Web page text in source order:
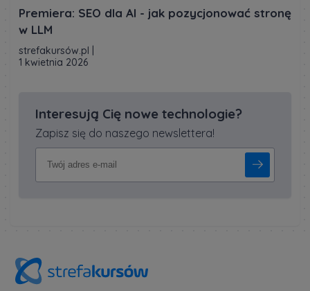
Premiera: SEO dla AI - jak pozycjonować stronę
w LLM
strefakursów.pl
1 kwietnia 2026
Interesują Cię nowe technologie?
Zapisz się do naszego newslettera!